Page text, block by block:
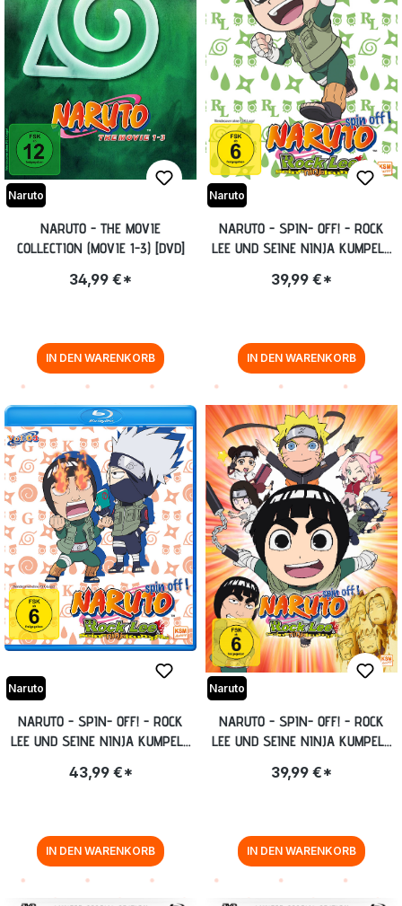
Naruto
NARUTO - THE MOVIE
COLLECTION (MOVIE 1-3) [DVD]
34,99 €*
IN DEN WARENKORB
Naruto
NARUTO - SPIN- OFF! - ROCK
LEE UND SEINE NINJA KUMPELS
[DVD]
39,99 €*
IN DEN WARENKORB
Naruto
NARUTO - SPIN- OFF! - ROCK
LEE UND SEINE NINJA KUMPELS
BLU-RAY
43,99 €*
IN DEN WARENKORB
Naruto
NARUTO - SPIN- OFF! - ROCK
LEE UND SEINE NINJA KUMPELS
[DVD]
39,99 €*
IN DEN WARENKORB